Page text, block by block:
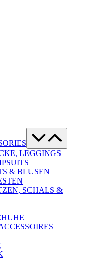
Menü-
Schalter
LEGGINGS
& BLUSEN
SCHALS &